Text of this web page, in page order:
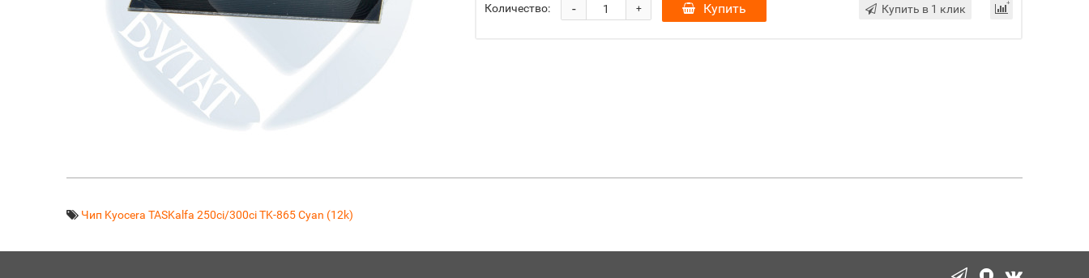
Количество: +
- Купить Купить в 1 клик
Чип Kyocera TASKalfa 250ci/300ci TK-865 Cyan (12k)